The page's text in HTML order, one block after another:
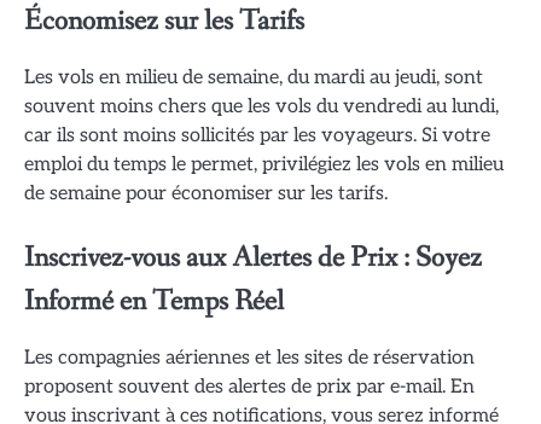
Économisez sur les Tarifs
Les vols en milieu de semaine, du mardi au jeudi, sont
souvent moins chers que les vols du vendredi au lundi,
car ils sont moins sollicités par les voyageurs. Si votre
emploi du temps le permet, privilégiez les vols en milieu
de semaine pour économiser sur les tarifs.
Inscrivez-vous aux Alertes de Prix : Soyez
Informé en Temps Réel
Les compagnies aériennes et les sites de réservation
proposent souvent des alertes de prix par e-mail. En
vous inscrivant à ces notifications, vous serez informé